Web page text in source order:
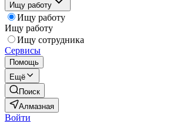
Ищу работу
Ищу работу
Ищу работу
Ищу сотрудника
Сервисы
Помощь
Ещё
Поиск
Алмазная
Войти